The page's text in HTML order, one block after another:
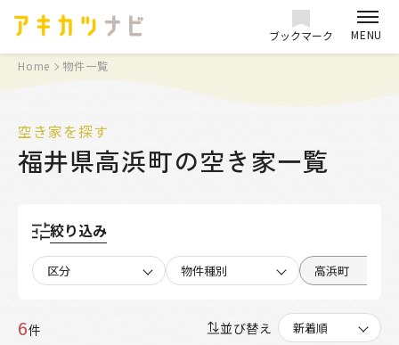
ブックマーク MENU
Home 物件一覧
空き家を探す
福井県高浜町の空き家一覧
絞り込み
区分 物件種別 高浜町
6件 並び替え